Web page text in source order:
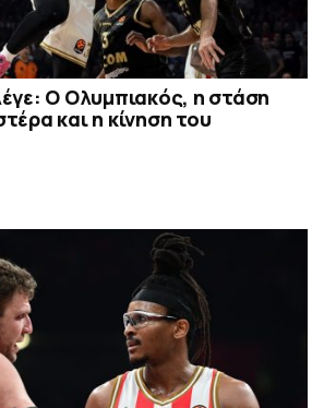
Ο Ολυμπιακός, η στάση
και η κίνηση του